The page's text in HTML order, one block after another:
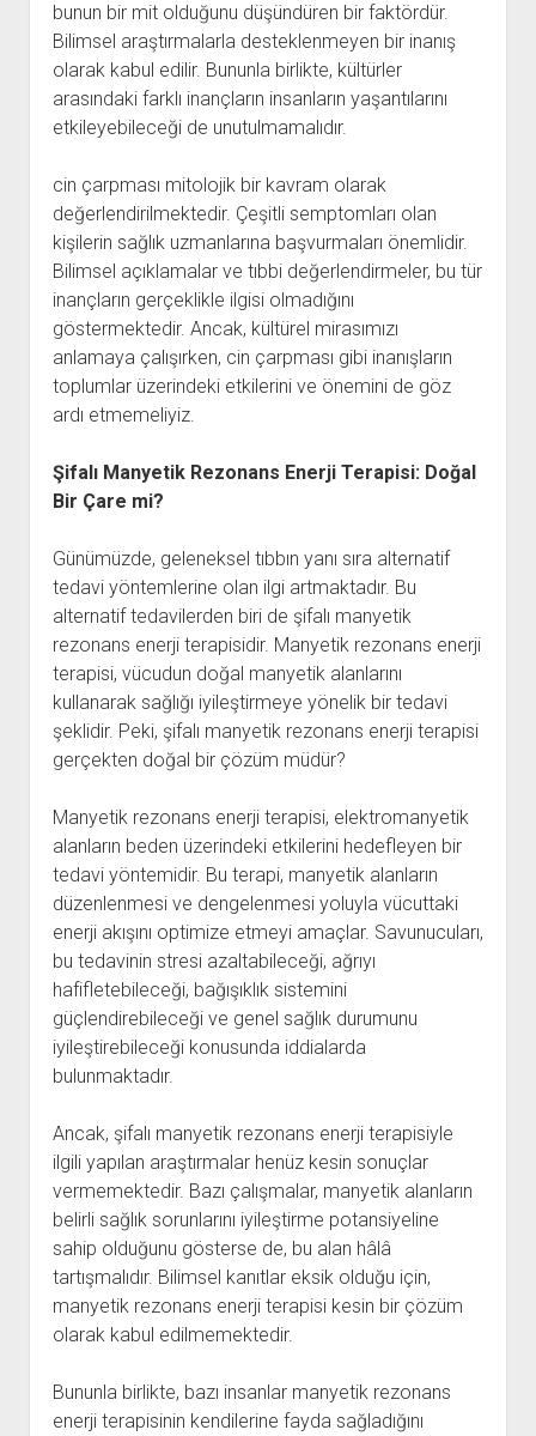
bunun bir mit olduğunu düşündüren bir faktördür.
Bilimsel araştırmalarla desteklenmeyen bir inanış
olarak kabul edilir. Bununla birlikte, kültürler
arasındaki farklı inançların insanların yaşantılarını
etkileyebileceği de unutulmamalıdır.
cin çarpması mitolojik bir kavram olarak
değerlendirilmektedir. Çeşitli semptomları olan
kişilerin sağlık uzmanlarına başvurmaları önemlidir.
Bilimsel açıklamalar ve tıbbi değerlendirmeler, bu tür
inançların gerçeklikle ilgisi olmadığını
göstermektedir. Ancak, kültürel mirasımızı
anlamaya çalışırken, cin çarpması gibi inanışların
toplumlar üzerindeki etkilerini ve önemini de göz
ardı etmemeliyiz.
Şifalı Manyetik Rezonans Enerji Terapisi: Doğal
Bir Çare mi?
Günümüzde, geleneksel tıbbın yanı sıra alternatif
tedavi yöntemlerine olan ilgi artmaktadır. Bu
alternatif tedavilerden biri de şifalı manyetik
rezonans enerji terapisidir. Manyetik rezonans enerji
terapisi, vücudun doğal manyetik alanlarını
kullanarak sağlığı iyileştirmeye yönelik bir tedavi
şeklidir. Peki, şifalı manyetik rezonans enerji terapisi
gerçekten doğal bir çözüm müdür?
Manyetik rezonans enerji terapisi, elektromanyetik
alanların beden üzerindeki etkilerini hedefleyen bir
tedavi yöntemidir. Bu terapi, manyetik alanların
düzenlenmesi ve dengelenmesi yoluyla vücuttaki
enerji akışını optimize etmeyi amaçlar. Savunucuları,
bu tedavinin stresi azaltabileceği, ağrıyı
hafifletebileceği, bağışıklık sistemini
güçlendirebileceği ve genel sağlık durumunu
iyileştirebileceği konusunda iddialarda
bulunmaktadır.
Ancak, şifalı manyetik rezonans enerji terapisiyle
ilgili yapılan araştırmalar henüz kesin sonuçlar
vermemektedir. Bazı çalışmalar, manyetik alanların
belirli sağlık sorunlarını iyileştirme potansiyeline
sahip olduğunu gösterse de, bu alan hâlâ
tartışmalıdır. Bilimsel kanıtlar eksik olduğu için,
manyetik rezonans enerji terapisi kesin bir çözüm
olarak kabul edilmemektedir.
Bununla birlikte, bazı insanlar manyetik rezonans
enerji terapisinin kendilerine fayda sağladığını